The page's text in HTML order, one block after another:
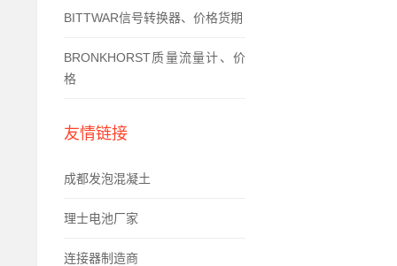
BITTWAR信号转换器、价格货期
BRONKHORST质量流量计、价
格
友情链接
成都发泡混凝土
理士电池厂家
连接器制造商